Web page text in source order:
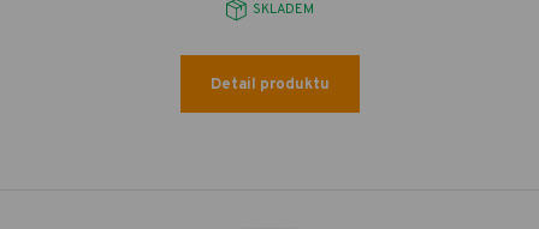
SKLADEM
Detail produktu